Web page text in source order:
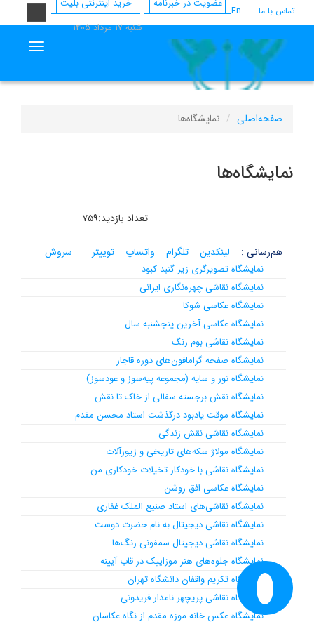
تماس با ما En
عضویت در خبرنامه
خرید اینترنتی بلیت
شنبه ۱۷ مرداد ۱۴۰۵
صفحه‌اصلی نمایشگاه‌ها
نمایشگاه‌ها
تعداد بازدید:۷۵۹
هم‌رسانی : لینکدین تلگرام واتساپ توییتر سروش
نمایشگاه تصویرگری زیر گنبد کبود
نمایشگاه نقاشی چهره‌نگاری ایرانی
نمایشگاه عکاسی شوکا
نمایشگاه عکاسی آخرین پنجشنبه سال
نمایشگاه نقاشی بوم رنگ
نمایشگاه صفحه گرامافون‌های دوره قاجار
نمایشگاه نور و سایه (مجموعه پیه‌سوز و عودسوز)
نمایشگاه نقش برجسته سفالی از خاک تا نقش
نمایشگاه موقت یادبود درگذشت استاد محسن مقدم
نمایشگاه نقاشی نقش زندگی
نمایشگاه مولاژ سکه‌های تاریخی و زیورآلات
نمایشگاه نقاشی با خودکار تخیلات خودکاری من
نمایشگاه عکاسی افق روشن
نمایشگاه نقاشی‌های استاد صنیع الملک غفاری
نمایشگاه نقاشی دیجیتال به نام حضرت دوست
نمایشگاه نقاشی دیجیتال سمفونی رنگ‌ها
نمایشگاه جلوه‌های هنر موزاییک در قاب آیینه
نمایشگاه تکریم واقفان دانشگاه تهران
نمایشگاه نقاشی پریچهر نامدار فریدونی
نمایشگاه عکس خانه موزه مقدم از نگاه عکاسان